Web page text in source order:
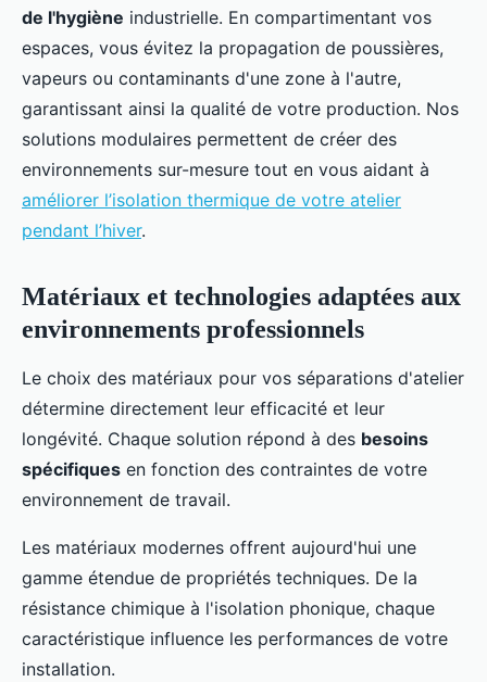
de l'hygiène industrielle. En compartimentant vos
espaces, vous évitez la propagation de poussières,
vapeurs ou contaminants d'une zone à l'autre,
garantissant ainsi la qualité de votre production. Nos
solutions modulaires permettent de créer des
environnements sur-mesure tout en vous aidant à
améliorer l’isolation thermique de votre atelier
pendant l’hiver.
Matériaux et technologies adaptées aux
environnements professionnels
Le choix des matériaux pour vos séparations d'atelier
détermine directement leur efficacité et leur
longévité. Chaque solution répond à des besoins
spécifiques en fonction des contraintes de votre
environnement de travail.
Les matériaux modernes offrent aujourd'hui une
gamme étendue de propriétés techniques. De la
résistance chimique à l'isolation phonique, chaque
caractéristique influence les performances de votre
installation.